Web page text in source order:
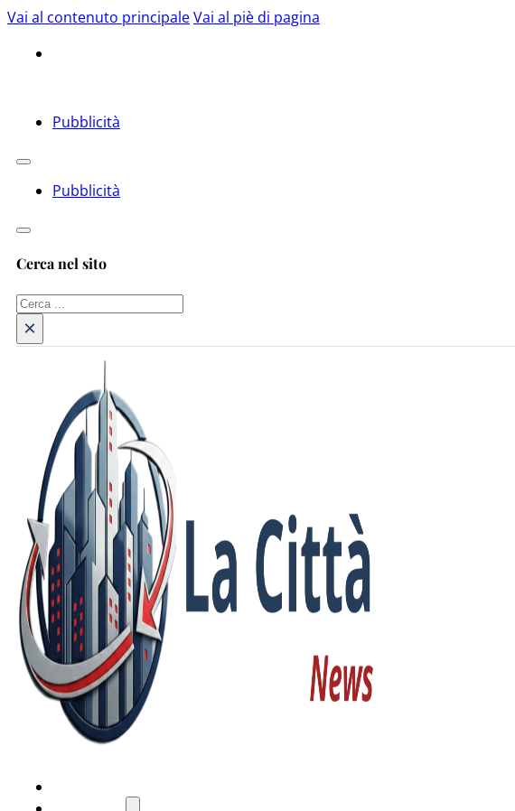
Vai al contenuto principaleVai al piè di pagina
Pubblicità
Pubblicità
Cerca nel sito
Cerca
×